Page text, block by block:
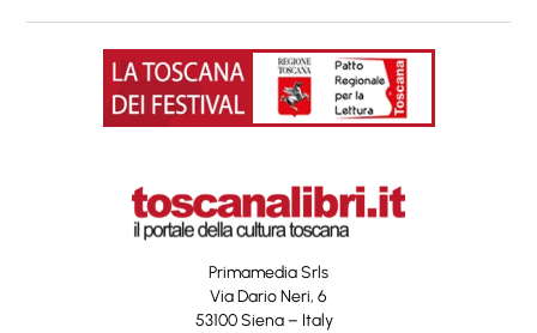
Primamedia Srls
Via Dario Neri, 6
53100 Siena – Italy